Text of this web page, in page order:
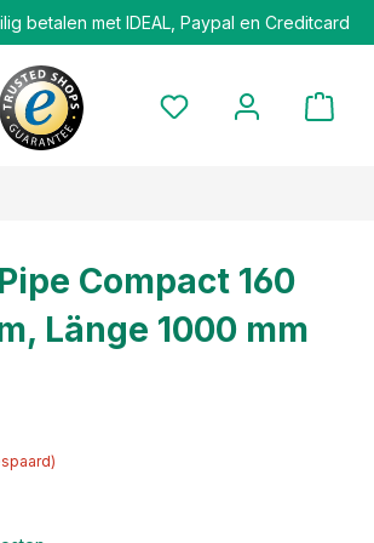
betalen met IDEAL, Paypal en Creditcard
Compact 160
Länge 1000 mm